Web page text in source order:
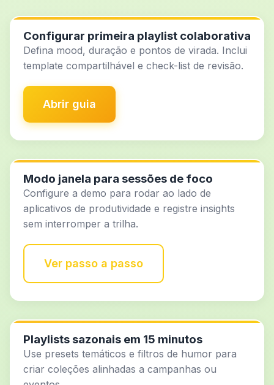
Configurar primeira playlist colaborativa
Defina mood, duração e pontos de virada. Inclui
template compartilhável e check-list de revisão.
Abrir guia
Modo janela para sessões de foco
Configure a demo para rodar ao lado de
aplicativos de produtividade e registre insights
sem interromper a trilha.
Ver passo a passo
Playlists sazonais em 15 minutos
Use presets temáticos e filtros de humor para
criar coleções alinhadas a campanhas ou